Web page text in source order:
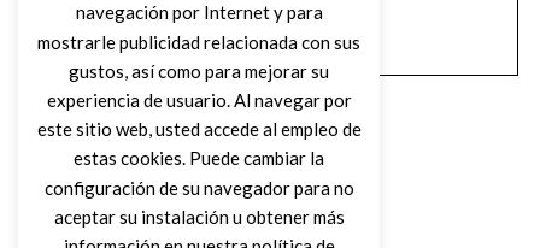
navegación por Internet y para
mostrarle publicidad relacionada con sus
gustos, así como para mejorar su
experiencia de usuario. Al navegar por
este sitio web, usted accede al empleo de
estas cookies. Puede cambiar la
configuración de su navegador para no
aceptar su instalación u obtener más